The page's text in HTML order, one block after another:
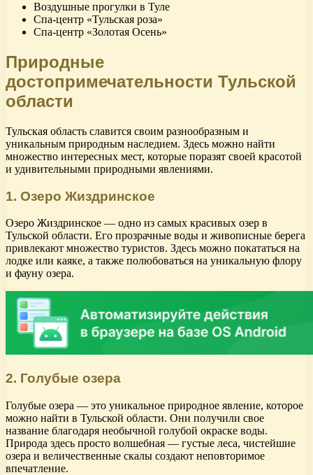
Воздушные прогулки в Туле
Спа-центр «Тульская роза»
Спа-центр «Золотая Осень»
Природные
достопримечательности Тульской
области
Тульская область славится своим разнообразным и
уникальным природным наследием. Здесь можно найти
множество интересных мест, которые поразят своей красотой
и удивительными природными явлениями.
1. Озеро Жиздринское
Озеро Жиздринское — одно из самых красивых озер в
Тульской области. Его прозрачные воды и живописные берега
привлекают множество туристов. Здесь можно покататься на
лодке или каяке, а также полюбоваться на уникальную флору
и фауну озера.
2. Голубые озера
Голубые озера — это уникальное природное явление, которое
можно найти в Тульской области. Они получили свое
название благодаря необычной голубой окраске воды.
Природа здесь просто волшебная — густые леса, чистейшие
озера и величественные скалы создают неповторимое
впечатление.